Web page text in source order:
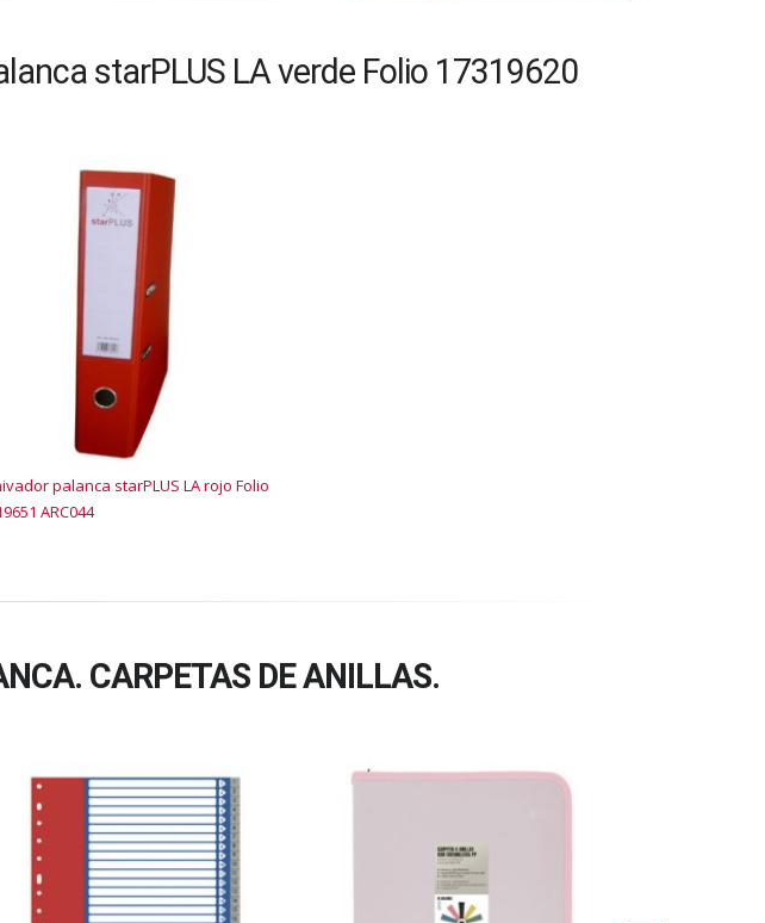
starPLUS LA verde Folio 17319620
palanca starPLUS LA rojo Folio
ARC044
CARPETAS DE ANILLAS.